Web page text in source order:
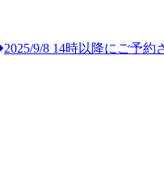
2025/9/8 14時以降にご予